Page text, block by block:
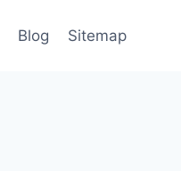
Blog Sitemap